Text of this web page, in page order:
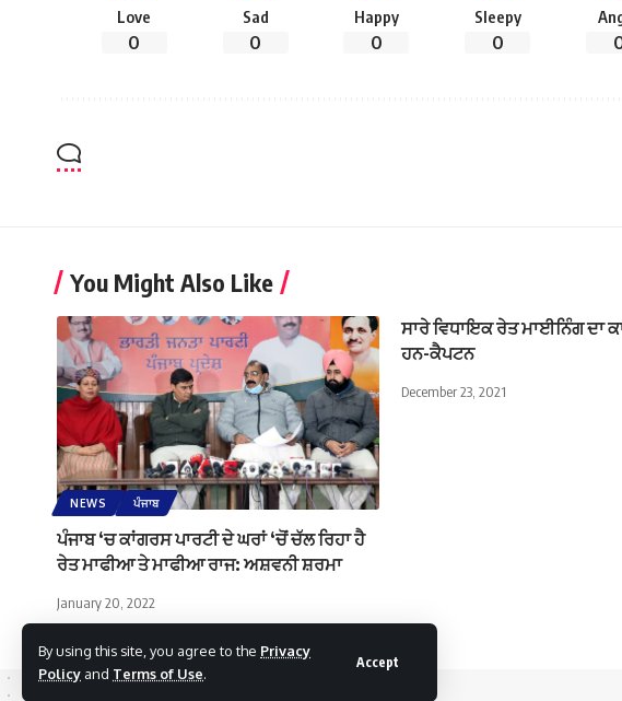
By using this site, you agree to the Privacy
Policy and Terms of Use.
Accept
Love
0
Sad
0
Happy
0
Sleepy
0
You Might Also Like
NEWS ਪੰਜਾਬ
ਪੰਜਾਬ ‘ਚ ਕਾਂਗਰਸ ਪਾਰਟੀ ਦੇ ਘਰਾਂ ‘ਚੋਂ ਚੱਲ ਰਿਹਾ ਹੈ
ਰੇਤ ਮਾਫੀਆ ਤੇ ਮਾਫੀਆ ਰਾਜ: ਅਸ਼ਵਨੀ ਸ਼ਰਮਾ
January 20, 2022
ਸਾਰੇ ਵਿਧਾਇਕ ਰੇਤ ਮਾਈਨਿੰਗ ਦਾ
ਹਨ-ਕੈਪਟਨ
December 23, 2021